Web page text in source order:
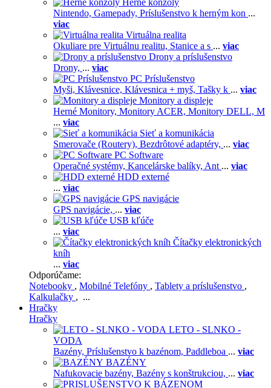
Herné konzoly
Nintendo, Gamepady, Príslušenstvo k herným kon ...
viac
Virtuálna realita
Okuliare pre Virtuálnu realitu, Stanice a s ... viac
Drony a príslušenstvo
Drony, ... viac
PC Príslušenstvo
Myši, Klávesnice, Klávesnica + myš, Tašky k ... viac
Monitory a displeje
Herné Monitory, Monitory ACER, Monitory DELL, M
... viac
Sieť a komunikácia
Smerovače (Routery), Bezdrôtové adaptéry, ... viac
PC Software
Operačné systémy, Kancelárske balíky, Ant ... viac
HDD externé
... viac
GPS navigácie
GPS navigácie, ... viac
USB kľúče
... viac
Čítačky elektronických
kníh
... viac
Odporúčame:
Notebooky , Mobilné Telefóny , Tablety a príslušenstvo ,
Kalkulačky , ...
Hračky
Hračky
LETO - SLNKO -
VODA
Bazény, Príslušenstvo k bazénom, Paddleboa ... viac
BAZÉNY
Nafukovacie bazény, Bazény s konštrukciou, ... viac